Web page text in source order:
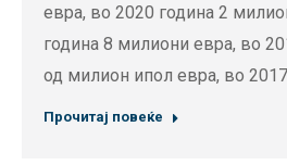
евра, во 2020 година 2
година 8 милиони евра, во
од милион ипол евра, во
Прочитај повеќе